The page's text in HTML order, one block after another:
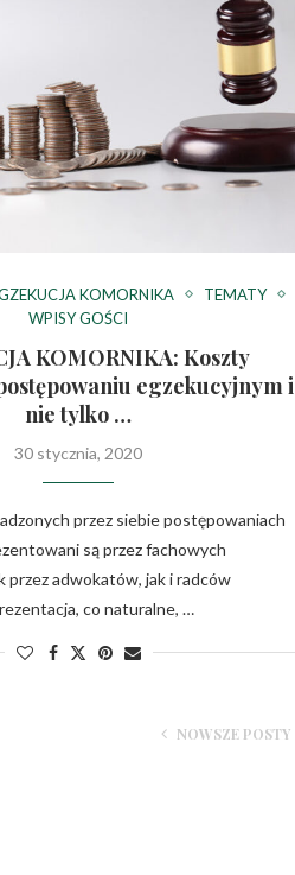
KOMORNIKA
TEMATY
WPISY GOŚCI
KOMORNIKA: Koszty
egzekucyjnym i
nie tylko …
30 stycznia, 2020
przez siebie postępowaniach
są przez fachowych
przez adwokatów, jak i radców
co naturalne, …
NOWSZE POSTY